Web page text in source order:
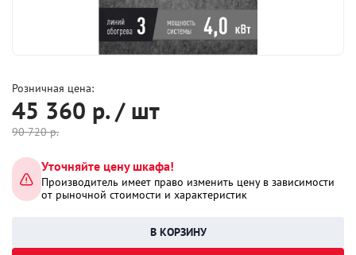
Розничная цена:
45 360 р. / шт
90 720р.
Уточняйте цену шкафа!
Производитель имеет право изменить цену в зависимости
от рыночной стоимости и характеристик